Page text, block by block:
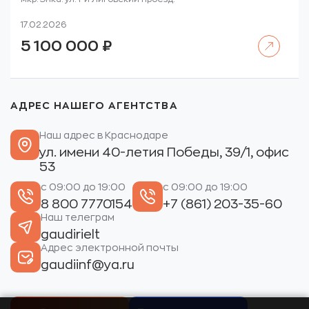
17.02.2026
5 100 000 ₽
АДРЕС НАШЕГО АГЕНТСТВА
Наш адрес в Краснодаре
ул. имени 40-летия Победы, 39/1, офис
53
с 09:00 до 19:00
8 800 7770154
с 09:00 до 19:00
+7 (861) 203-35-60
Наш телеграм
gaudirielt
Адрес электронной почты
gaudiinf@ya.ru